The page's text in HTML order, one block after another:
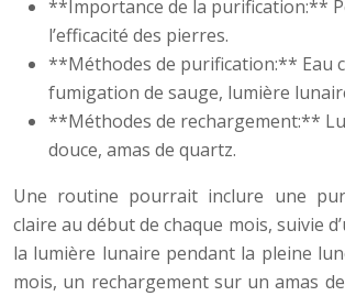
**Importance de la purification:**
l’efficacité des pierres.
**Méthodes de purification:** Eau
fumigation de sauge, lumière
**Méthodes de rechargement:**
douce, amas de quartz.
Une routine pourrait inclure une
claire au début de chaque mois, suivie
la lumière lunaire pendant la pleine
mois, un rechargement sur un amas